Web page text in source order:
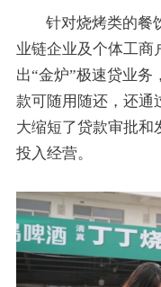
针对烧烤类的餐
业链企业及个体工商
出“金炉”极速贷业务
款可随用随还，还通
大缩短了贷款审批和
投入经营。